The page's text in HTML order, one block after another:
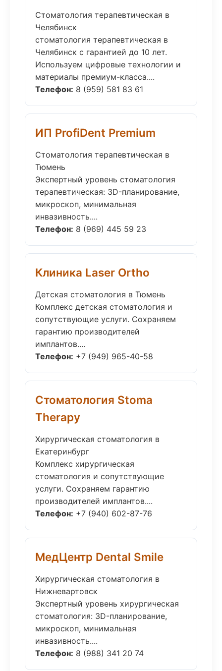
Стоматология терапевтическая в
Челябинск
стоматология терапевтическая в
Челябинск с гарантией до 10 лет.
Используем цифровые технологии и
материалы премиум-класса....
Телефон: 8 (959) 581 83 61
ИП ProfiDent Premium
Стоматология терапевтическая в
Тюмень
Экспертный уровень стоматология
терапевтическая: 3D-планирование,
микроскоп, минимальная
инвазивность....
Телефон: 8 (969) 445 59 23
Клиника Laser Ortho
Детская стоматология в Тюмень
Комплекс детская стоматология и
сопутствующие услуги. Сохраняем
гарантию производителей
имплантов....
Телефон: +7 (949) 965-40-58
Стоматология Stoma
Therapy
Хирургическая стоматология в
Екатеринбург
Комплекс хирургическая
стоматология и сопутствующие
услуги. Сохраняем гарантию
производителей имплантов....
Телефон: +7 (940) 602-87-76
МедЦентр Dental Smile
Хирургическая стоматология в
Нижневартовск
Экспертный уровень хирургическая
стоматология: 3D-планирование,
микроскоп, минимальная
инвазивность....
Телефон: 8 (988) 341 20 74